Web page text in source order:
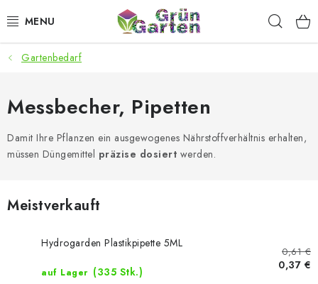
Inhalt
ANGEBOTE
LED PFLANZENLAMPEN
ANBAUBEDARF FÜR DEN HEIMANBAU
MICROGREENS
SMARTER GARTEN
Gartenbedarf
Messbecher, Pipetten
Damit Ihre Pflanzen ein ausgewogenes Nährstoffverhältnis erhalten,
müssen Düngemittel präzise dosiert werden.
Meistverkauft
Hydrogarden Plastikpipette 5ML
auf Lager (335 Stk.)
0,61 €
0,37 €